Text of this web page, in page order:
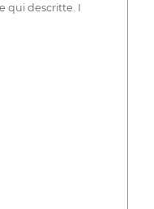
qui descritte. I